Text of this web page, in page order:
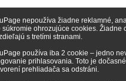
nepoužíva žiadne reklamné,
súkromie ohrozujúce cookies. Žiadne
s tretími stranami.
používa iba 2 cookie – jedno
prihlasovania. Toto je
prehliadača sa odstráni.